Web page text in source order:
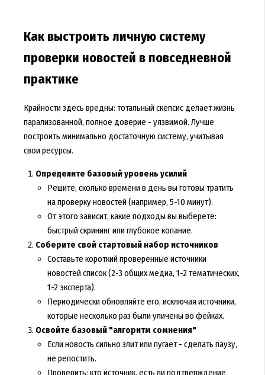
Как выстроить личную систему
проверки новостей в повседневной
практике
Крайности здесь вредны: тотальный скепсис делает жизнь
парализованной, полное доверие - уязвимой. Лучше
построить минимально достаточную систему, учитывая
свои ресурсы.
Определите базовый уровень усилий
Решите, сколько времени в день вы готовы тратить
на проверку новостей (например, 5-10 минут).
От этого зависит, какие подходы вы выберете:
быстрый скрининг или глубокое копание.
Соберите свой стартовый набор источников
Составьте короткий проверенные источники
новостей список (2-3 общих медиа, 1-2 тематических,
1-2 эксперта).
Периодически обновляйте его, исключая источники,
которые несколько раз были уличены во фейках.
Освойте базовый "алгоритм сомнения"
Если новость сильно злит или пугает - сделать паузу,
не репостить.
Проверить: кто источник, есть ли подтверждение